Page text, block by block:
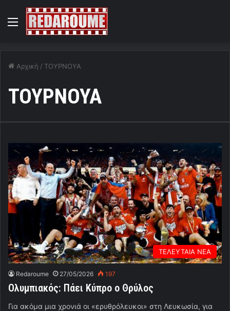
Menu
Αρχική / ΤΟΥΡΝΟΥΑ
ΤΟΥΡΝΟΥΑ
ΤΕΛΕΥΤΑΙΑ ΝΕΑ
Redaroume 27/05/2026 197
Ολυμπιακός: Πάει Κύπρο ο Θρύλος
Για ακόμα μια χρονιά οι «ερυθρόλευκοι» στη Λευκωσία, για